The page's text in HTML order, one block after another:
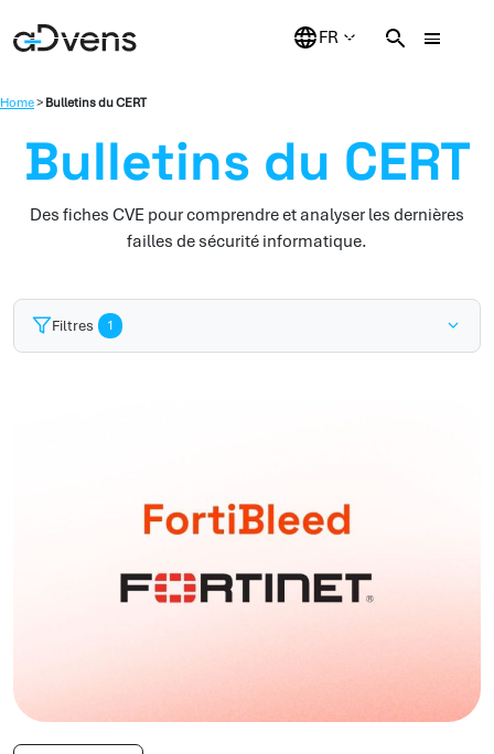
au
Home> Bulletins du CERT
Bulletins du CERT
Des fiches CVE pour comprendre et analyser les dernières
failles de sécurité informatique.
Filtres 1